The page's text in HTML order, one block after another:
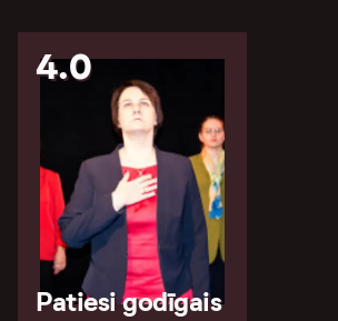
4.0
Patiesi godīgais